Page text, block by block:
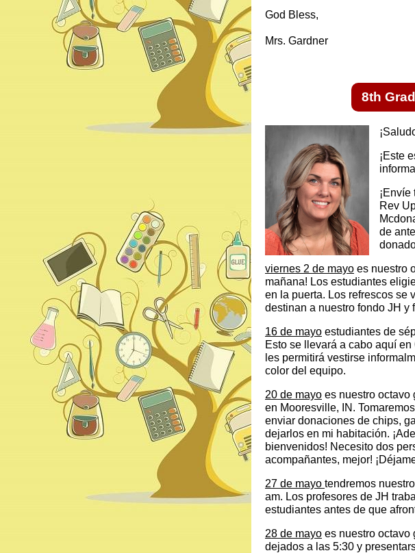
God Bless,
Mrs. Gardner
8th
¡Este
Rev
de
viernes 2 de mayo es nuestro
mañana! Los estudiantes
en la puerta. Los refrescos se
destinan a nuestro fondo JH y
16 de mayo estudiantes de
Esto se llevará a cabo aquí
les permitirá vestirse
color del equipo.
20 de mayo es nuestro octavo
en Mooresville, IN.
enviar donaciones de chips,
dejarlos en mi habitación.
bienvenidos! Necesito dos
acompañantes, mejor!
27 de mayo tendremos
am. Los profesores de JH
estudiantes antes de que
28 de mayo es nuestro octavo
dejados a las 5:30 y